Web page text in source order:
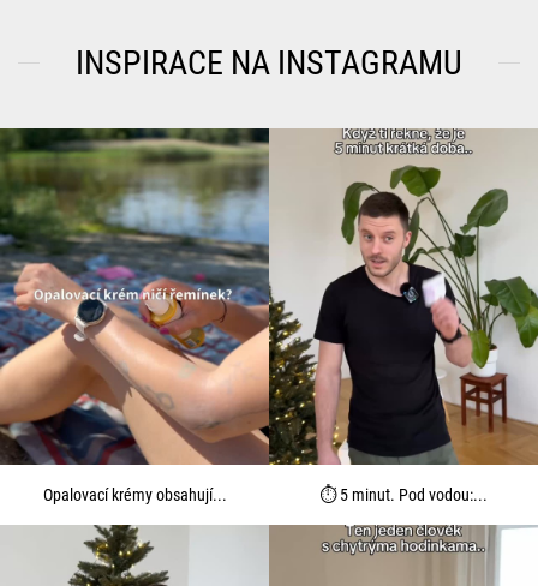
INSPIRACE NA INSTAGRAMU
Opalovací krémy obsahují... ⏱️ 5 minut. Pod vodou:...